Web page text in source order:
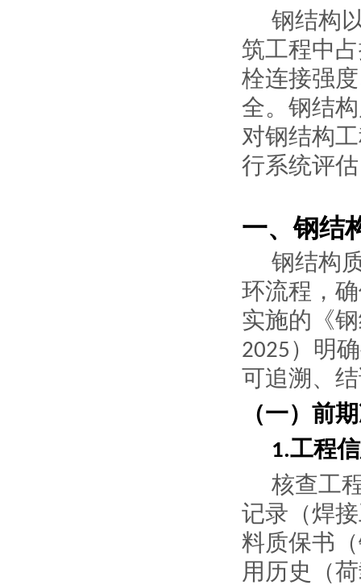
钢结构
筑工程中
栓连接强
全。钢结
对钢结构
行系统评
一、钢结
钢结构
环流程，
实施的《
2025 ）明
可追溯、
（一）前
1.工程
核查工
记录（焊
料质保书
用历史（